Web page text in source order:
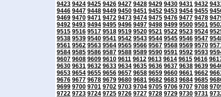
9423 9424 9425 9426 9427 9428 9429 9430 9431 9432
9446 9447 9448 9449 9450 9451 9452 9453 9454 9455
9469 9470 9471 9472 9473 9474 9475 9476 9477 9478
9492 9493 9494 9495 9496 9497 9498 9499 9500 9501
9515 9516 9517 9518 9519 9520 9521 9522 9523 9524
9538 9539 9540 9541 9542 9543 9544 9545 9546 9547
9561 9562 9563 9564 9565 9566 9567 9568 9569 9570
9584 9585 9586 9587 9588 9589 9590 9591 9592 9593
9607 9608 9609 9610 9611 9612 9613 9614 9615 9616
9630 9631 9632 9633 9634 9635 9636 9637 9638 9639
9653 9654 9655 9656 9657 9658 9659 9660 9661 9662
9676 9677 9678 9679 9680 9681 9682 9683 9684 9685
9699 9700 9701 9702 9703 9704 9705 9706 9707 9708
9722 9723 9724 9725 9726 9727 9728 9729 9730 9731